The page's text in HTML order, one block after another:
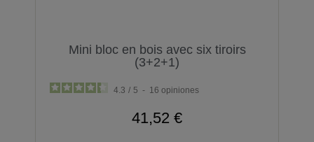
Mini bloc en bois avec six tiroirs
(3+2+1)
4.3 / 5 - 16 opiniones
41,52 €